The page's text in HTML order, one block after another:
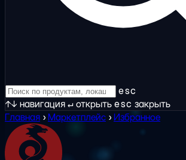
esc
↑↓ навигация↵открытьesc закрыть
Главная ›Маркетплейс ›Избранное